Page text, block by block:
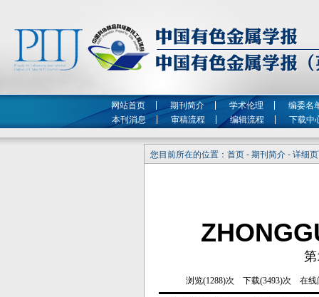
网站首页 期刊简介 学术伦理
编委名
本刊消息
审稿流程 编辑流程 下载中
您目前所在的位置：首页 - 期刊简介 - 详细